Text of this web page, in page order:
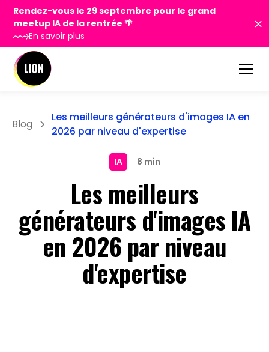
Rendez-vous le 29 septembre pour le grand
meetup IA de la rentrée 🌴
En savoir plus
Blog
Les meilleurs générateurs d'images IA en
2026 par niveau d'expertise
IA 8 min
Les meilleurs
générateurs d'images IA
en 2026 par niveau
d'expertise